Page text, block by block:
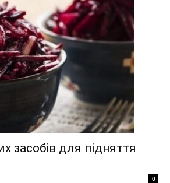
засобів для підняття
0